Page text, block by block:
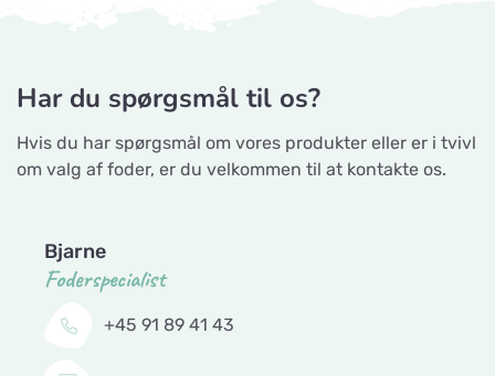
Thurøvej 13,
Nyborg Dyrehandel ApS
Sporthunden Getinge
Östra Järnvägsgatan 46
Gå til hjemmeside
Ladugårdsvägen 101 D, 461 70 Trollhättan
Gå til hjemmeside
Har du spørgsmål til os?
Hvis du har spørgsmål om vores produkter eller er i tvivl
om valg af foder, er du velkommen til at kontakte os.
Bjarne
Foderspecialist
+45 91 89 41 43